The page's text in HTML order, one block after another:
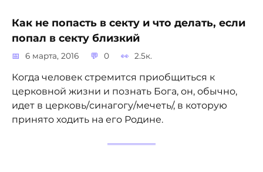
Как не попасть в секту и что делать, если
попал в секту близкий
6 марта, 2016 0 2.5к.
Когда человек стремится приобщиться к
церковной жизни и познать Бога, он, обычно,
идет в церковь/синагогу/мечеть/, в которую
принято ходить на его Родине.